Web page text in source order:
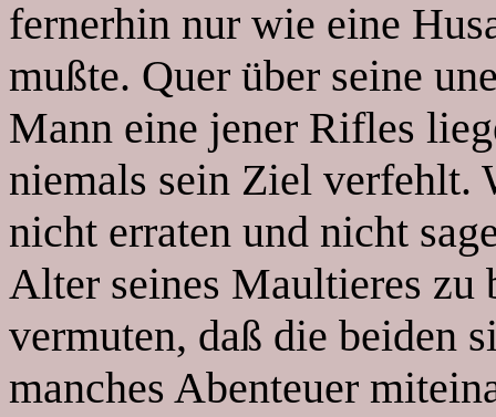
fernerhin nur wie eine
mußte. Quer über seine
Mann eine jener Rifles
niemals sein Ziel verfehlt.
nicht erraten und nicht
Alter seines Maultieres zu
vermuten, daß die beiden
manches Abenteuer